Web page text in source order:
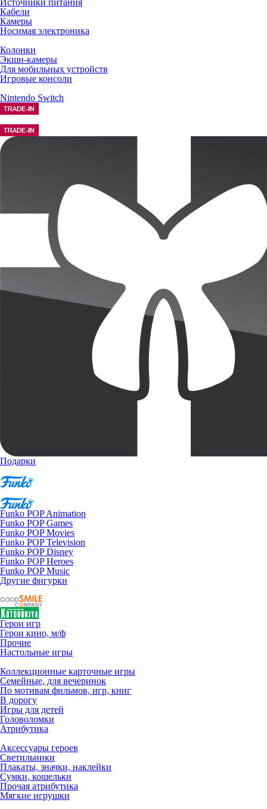
Источники питания
Кабели
Камеры
Носимая электроника
Колонки
Экшн-камеры
Для мобильных устройств
Игровые консоли
Nintendo Switch
Подарки
Funko POP Animation
Funko POP Games
Funko POP Movies
Funko POP Television
Funko POP Disney
Funko POP Heroes
Funko POP Music
Другие фигурки
Герои игр
Герои кино, м/ф
Прочие
Настольные игры
Коллекционные карточные игры
Семейные, для вечеринок
По мотивам фильмов, игр, книг
В дорогу
Игры для детей
Головоломки
Атрибутика
Аксессуары героев
Светильники
Плакаты, значки, наклейки
Сумки, кошельки
Прочая атрибутика
Мягкие игрушки